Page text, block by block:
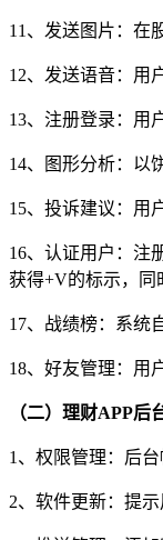
11、发送图片：在
12、发送语音：用
13、注册登录：用
14、图形分析：以
15、投诉建议：用
16、认证用户：注
获得+V的标示，同
17、战绩榜：系统
18、好友管理：用
（二）理财APP后
1、权限管理：后
2、软件更新：提